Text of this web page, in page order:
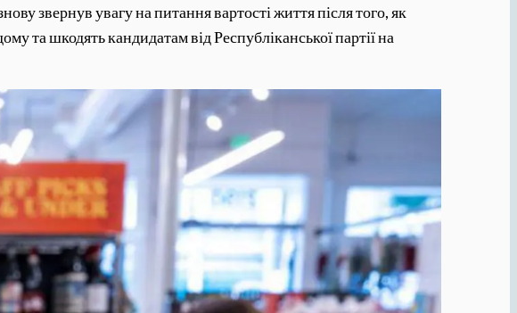
звернув увагу на питання вартості життя після того, як
та шкодять кандидатам від Республіканської партії на